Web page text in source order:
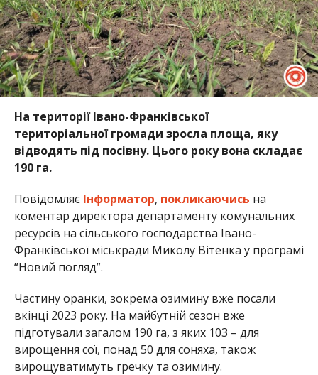
На території Івано-Франківської
територіальної громади зросла площа, яку
відводять під посівну. Цього року вона складає
190 га.
Повідомляє Інформатор, покликаючись на
коментар директора департаменту комунальних
ресурсів на сільського господарства Івано-
Франківської міськради Миколу Вітенка у програмі
“Новий погляд”.
Частину оранки, зокрема озимину вже посали
вкінці 2023 року. На майбутній сезон вже
підготували загалом 190 га, з яких 103 – для
вирощення сої, понад 50 для соняха, також
вирощуватимуть гречку та озимину.